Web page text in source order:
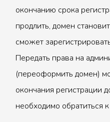
окончанию срока
продлить, домен
сможет
Передать права на
(переоформить домен)
окончания регистрации
необходимо обратиться